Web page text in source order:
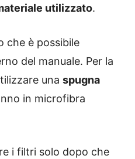
utilizzato.
che è possibile
del manuale. Per la
una spugna
in microfibra
i filtri solo dopo che